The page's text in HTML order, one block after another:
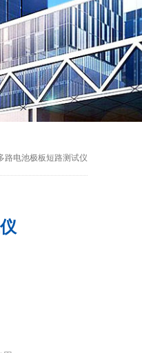
路电池极板短路测试仪